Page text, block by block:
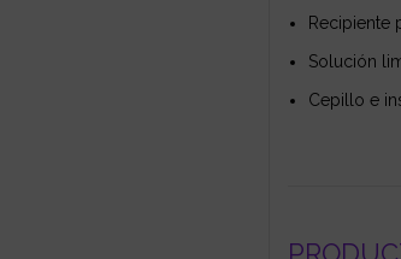
Recipiente
Solución
Cepillo e